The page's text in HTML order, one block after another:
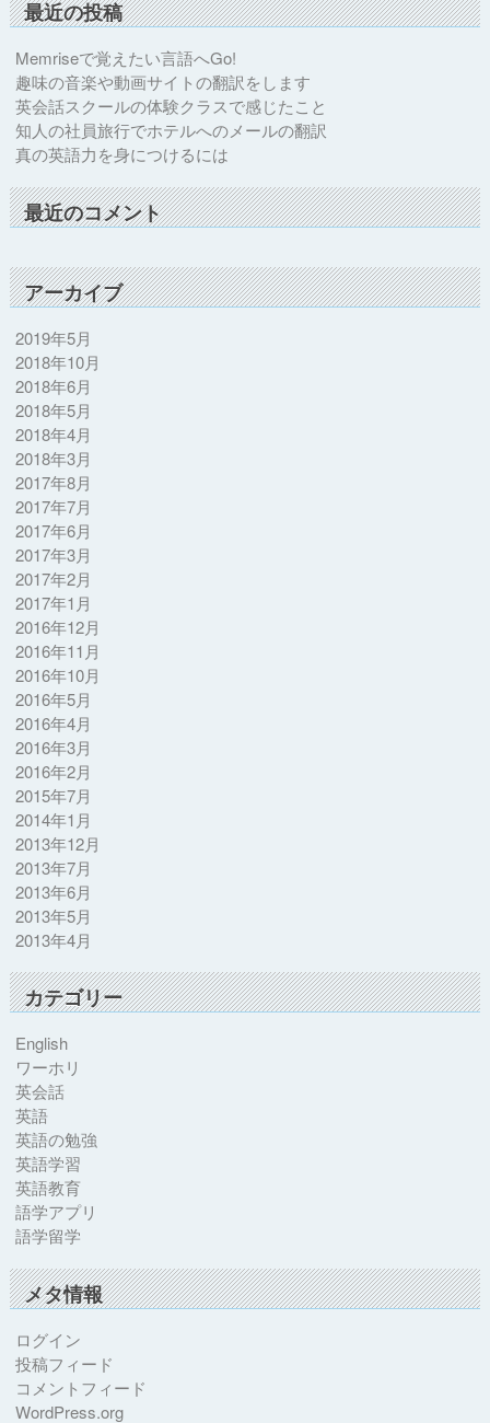
最近の投稿
Memriseで覚えたい言語へGo!
趣味の音楽や動画サイトの翻訳をします
英会話スクールの体験クラスで感じたこと
知人の社員旅行でホテルへのメールの翻訳
真の英語力を身につけるには
最近のコメント
アーカイブ
2019年5月
2018年10月
2018年6月
2018年5月
2018年4月
2018年3月
2017年8月
2017年7月
2017年6月
2017年3月
2017年2月
2017年1月
2016年12月
2016年11月
2016年10月
2016年5月
2016年4月
2016年3月
2016年2月
2015年7月
2014年1月
2013年12月
2013年7月
2013年6月
2013年5月
2013年4月
カテゴリー
English
ワーホリ
英会話
英語
英語の勉強
英語学習
英語教育
語学アプリ
語学留学
メタ情報
ログイン
投稿フィード
コメントフィード
WordPress.org